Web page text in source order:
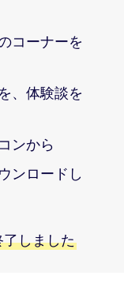
コーナーを
、体験談を
ンから
ンロードし
しました